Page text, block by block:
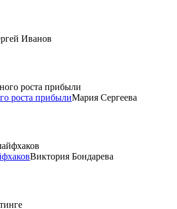
Иванов
роста прибылиМария Сергеева
Виктория Бондарева